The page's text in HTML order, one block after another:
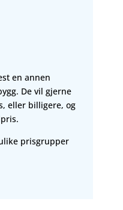
en annen
De vil gjerne
eller billigere, og
prisgrupper